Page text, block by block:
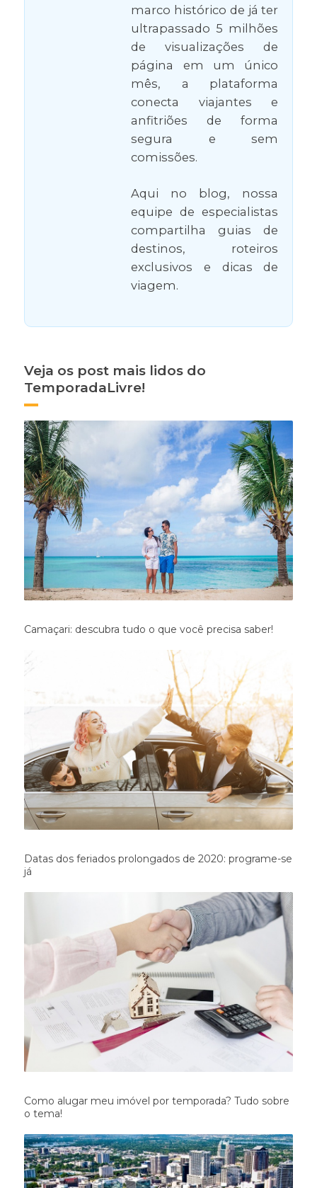
marco histórico de já ter
ultrapassado 5 milhões
de visualizações de
página em um único
mês, a plataforma
conecta viajantes e
anfitriões de forma
segura e sem
comissões.
Aqui no blog, nossa
equipe de especialistas
compartilha guias de
destinos, roteiros
exclusivos e dicas de
viagem.
Veja os post mais lidos do
TemporadaLivre!
Camaçari: descubra tudo o que você precisa saber!
Datas dos feriados prolongados de 2020: programe-se
já
Como alugar meu imóvel por temporada? Tudo sobre
o tema!